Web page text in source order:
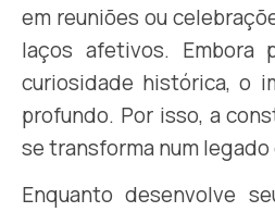
em reuniões ou
laços afetivos. Embora
curiosidade histórica, o
profundo. Por isso, a
se transforma num
Enquanto desenvolve